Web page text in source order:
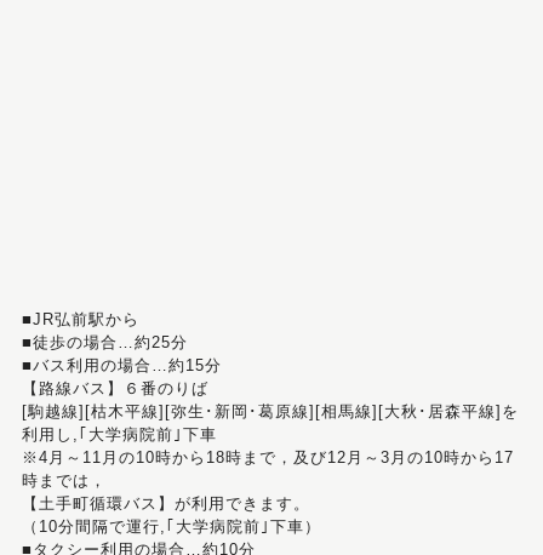
■JR弘前駅から
■徒歩の場合…約25分
■バス利用の場合…約15分
【路線バス】６番のりば
[駒越線][枯木平線][弥生･新岡･葛原線][相馬線][大秋･居森平線]を
利用し,｢大学病院前｣下車
※4月～11月の10時から18時まで，及び12月～3月の10時から17
時までは，
【土手町循環バス】が利用できます。
（10分間隔で運行,｢大学病院前｣下車）
■タクシー利用の場合…約10分